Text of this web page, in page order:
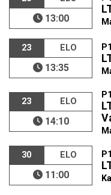
13:00
23 ELO
13:35
23 ELO
14:10
30 ELO
11:00